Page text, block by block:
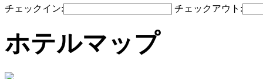
チェックイン: チェックアウト:
ホテルマップ